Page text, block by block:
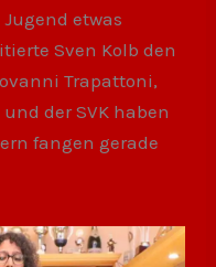
etwas
Sven Kolb den
Trapattoni,
der SVK haben
fangen gerade